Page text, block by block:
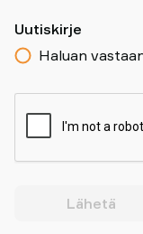
Uutiskirje
Haluan
Lähetä